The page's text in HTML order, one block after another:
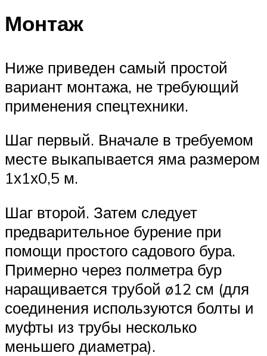
Монтаж
Ниже приведен самый простой
вариант монтажа, не требующий
применения спецтехники.
Шаг первый. Вначале в требуемом
месте выкапывается яма размером
1х1х0,5 м.
Шаг второй. Затем следует
предварительное бурение при
помощи простого садового бура.
Примерно через полметра бур
наращивается трубой ø12 см (для
соединения используются болты и
муфты из трубы несколько
меньшего диаметра).